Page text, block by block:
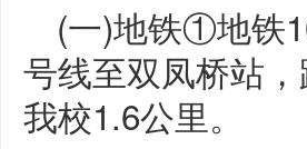
(一)地铁①地铁
号线至双凤桥站
我校1.6公里。